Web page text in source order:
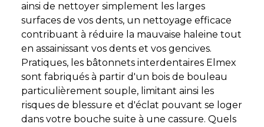
ainsi de nettoyer simplement les larges
surfaces de vos dents, un nettoyage efficace
contribuant à réduire la mauvaise haleine tout
en assainissant vos dents et vos gencives.
Pratiques, les bâtonnets interdentaires Elmex
sont fabriqués à partir d'un bois de bouleau
particulièrement souple, limitant ainsi les
risques de blessure et d'éclat pouvant se loger
dans votre bouche suite à une cassure. Quels